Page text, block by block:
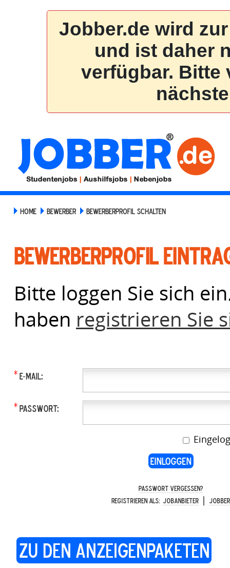
HOME BEWERBER BEWERBERPROFIL SCHALTEN
Bewerberprofil
Bitte loggen Sie sich
haben registrieren Sie
* E-Mail:
* Passwort:
Passwort vergessen?
Registrieren als: Jobanbieter |Jobber
zu den Anzeigenpaketen